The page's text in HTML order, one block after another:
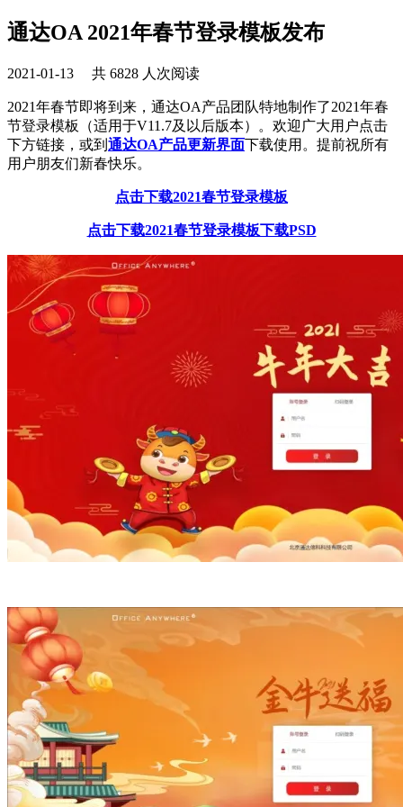
通达OA 2021年春节登录模板发布
2021-01-13 共 6828 人次阅读
2021年春节即将到来，通达OA产品团队特地制作了2021年春
节登录模板（适用于V11.7及以后版本）。欢迎广大用户点击
下方链接，或到 通达OA产品更新界面下载使用。提前祝所有
用户朋友们新春快乐。
点击下载2021春节登录模板
点击下载2021春节登录模板下载PSD